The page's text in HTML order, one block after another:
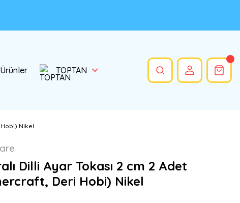
TOPTAN
Nikel
Dilli Ayar Tokası 2 cm 2 Adet
Deri Hobi) Nikel